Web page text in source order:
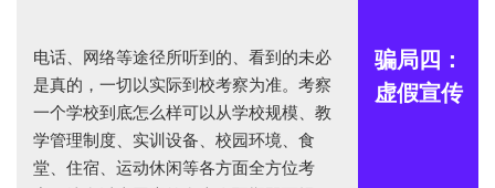
电话、网络等途径所听到的、看到的未必
是真的，一切以实际到校考察为准。考察
一个学校到底怎么样可以从学校规模、教
学管理制度、实训设备、校园环境、食
堂、住宿、运动休闲等各方面全方位考
骗局四：
虚假宣传